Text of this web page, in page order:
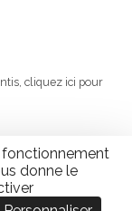
cliquez ici pour
fonctionnement
donne le